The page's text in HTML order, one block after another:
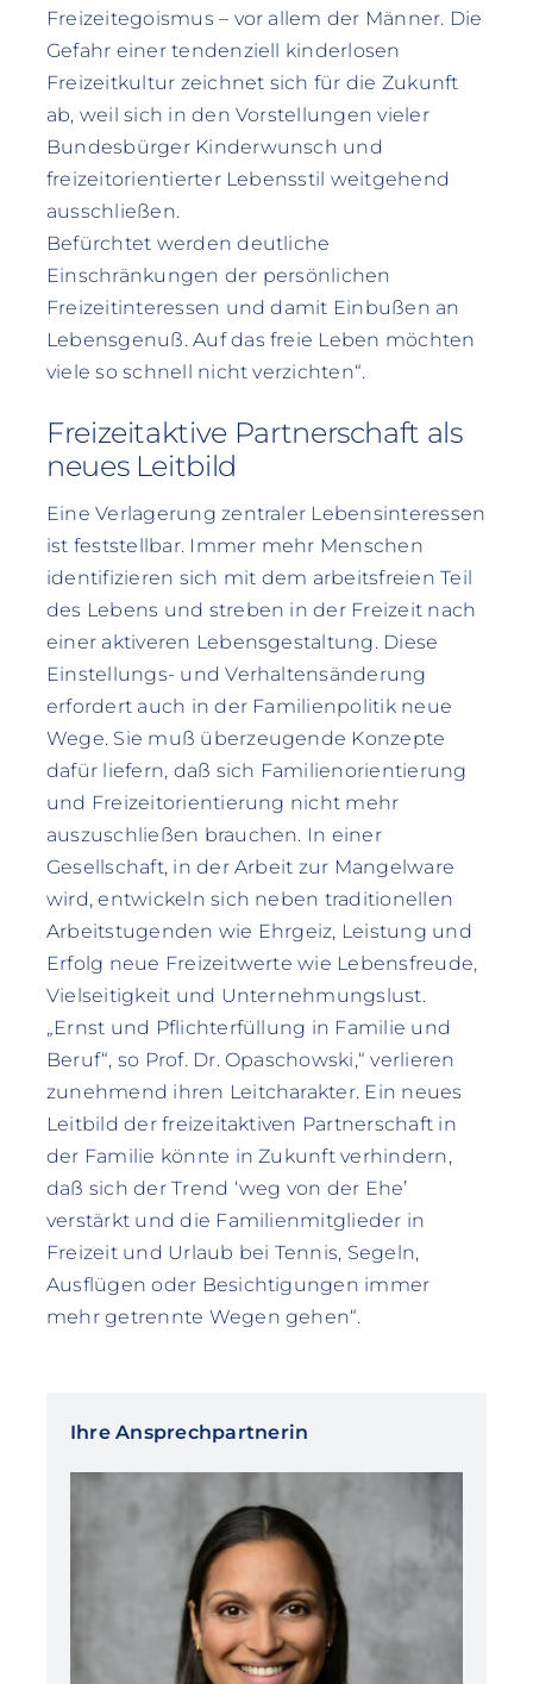
Freizeitegoismus – vor allem der Männer. Die
Gefahr einer tendenziell kinderlosen
Freizeitkultur zeichnet sich für die Zukunft
ab, weil sich in den Vorstellungen vieler
Bundesbürger Kinderwunsch und
freizeitorientierter Lebensstil weitgehend
ausschließen.
Befürchtet werden deutliche
Einschränkungen der persönlichen
Freizeitinteressen und damit Einbußen an
Lebensgenuß. Auf das freie Leben möchten
viele so schnell nicht verzichten“.
Freizeitaktive Partnerschaft als
neues Leitbild
Eine Verlagerung zentraler Lebensinteressen
ist feststellbar. Immer mehr Menschen
identifizieren sich mit dem arbeitsfreien Teil
des Lebens und streben in der Freizeit nach
einer aktiveren Lebensgestaltung. Diese
Einstellungs- und Verhaltensänderung
erfordert auch in der Familienpolitik neue
Wege. Sie muß überzeugende Konzepte
dafür liefern, daß sich Familienorientierung
und Freizeitorientierung nicht mehr
auszuschließen brauchen. In einer
Gesellschaft, in der Arbeit zur Mangelware
wird, entwickeln sich neben traditionellen
Arbeitstugenden wie Ehrgeiz, Leistung und
Erfolg neue Freizeitwerte wie Lebensfreude,
Vielseitigkeit und Unternehmungslust.
„Ernst und Pflichterfüllung in Familie und
Beruf“, so Prof. Dr. Opaschowski,“ verlieren
zunehmend ihren Leitcharakter. Ein neues
Leitbild der freizeitaktiven Partnerschaft in
der Familie könnte in Zukunft verhindern,
daß sich der Trend ‘weg von der Ehe’
verstärkt und die Familienmitglieder in
Freizeit und Urlaub bei Tennis, Segeln,
Ausflügen oder Besichtigungen immer
mehr getrennte Wegen gehen“.
Ihre Ansprechpartnerin